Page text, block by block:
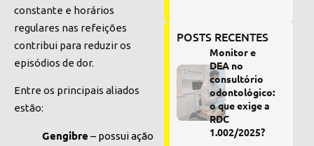
constante e horários
regulares nas refeições
contribui para reduzir os
episódios de dor.
Entre os principais aliados
estão:
Gengibre – possui ação
POSTS RECENTES
Monitor e
DEA no
consultório
odontológico:
o que exige a
RDC
1.002/2025?